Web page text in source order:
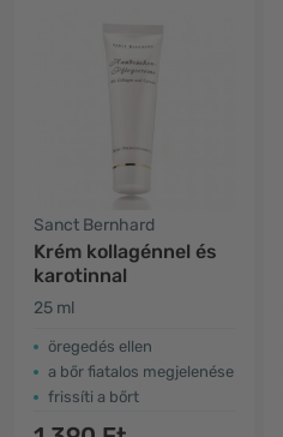
Sanct Bernhard
Krém kollagénnel és
karotinnal
25 ml
öregedés ellen
a bőr fiatalos megjelenése
frissíti a bőrt